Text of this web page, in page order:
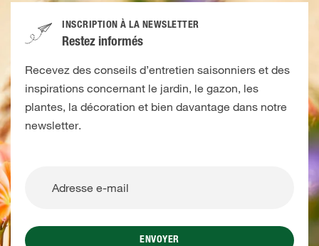
INSCRIPTION À LA NEWSLETTER
Restez informés
Recevez des conseils d’entretien saisonniers et des
inspirations concernant le jardin, le gazon, les
plantes, la décoration et bien davantage dans notre
newsletter.
ENVOYER